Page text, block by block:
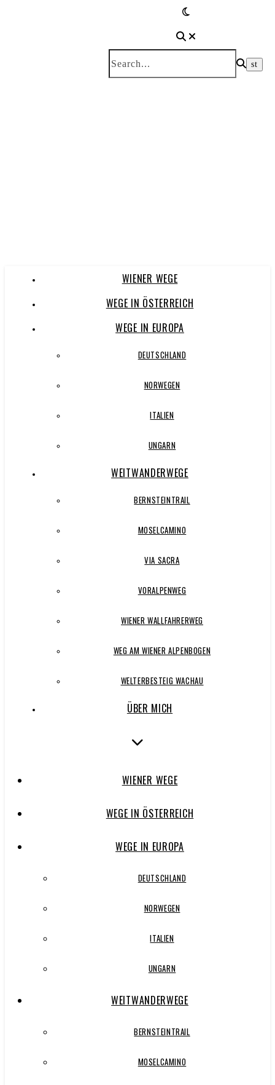
WIENER WEGE
WEGE IN ÖSTERREICH
WEGE IN EUROPA
DEUTSCHLAND
NORWEGEN
ITALIEN
UNGARN
WEITWANDERWEGE
BERNSTEINTRAIL
MOSELCAMINO
VIA SACRA
VORALPENWEG
WIENER WALLFAHRERWEG
WEG AM WIENER ALPENBOGEN
WELTERBESTEIG WACHAU
ÜBER MICH
WIENER WEGE
WEGE IN ÖSTERREICH
WEGE IN EUROPA
DEUTSCHLAND
NORWEGEN
ITALIEN
UNGARN
WEITWANDERWEGE
BERNSTEINTRAIL
MOSELCAMINO